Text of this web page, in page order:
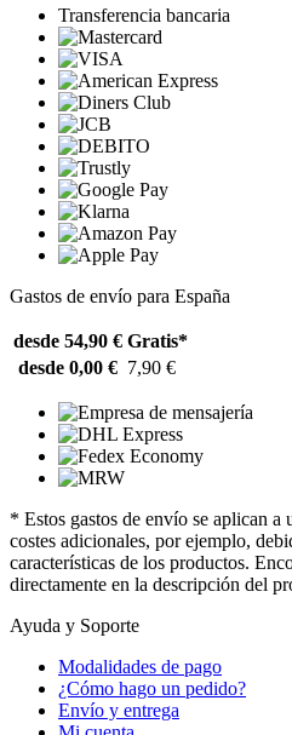
Transferencia bancaria
Gastos de envío para España
desde 54,90 € Gratis*
desde 0,00 € 7,90 €
* Estos gastos de envío se aplican a
costes adicionales, por ejemplo,
características de los productos.
directamente en la descripción del
Ayuda y Soporte
Modalidades de pago
¿Cómo hago un pedido?
Envío y entrega